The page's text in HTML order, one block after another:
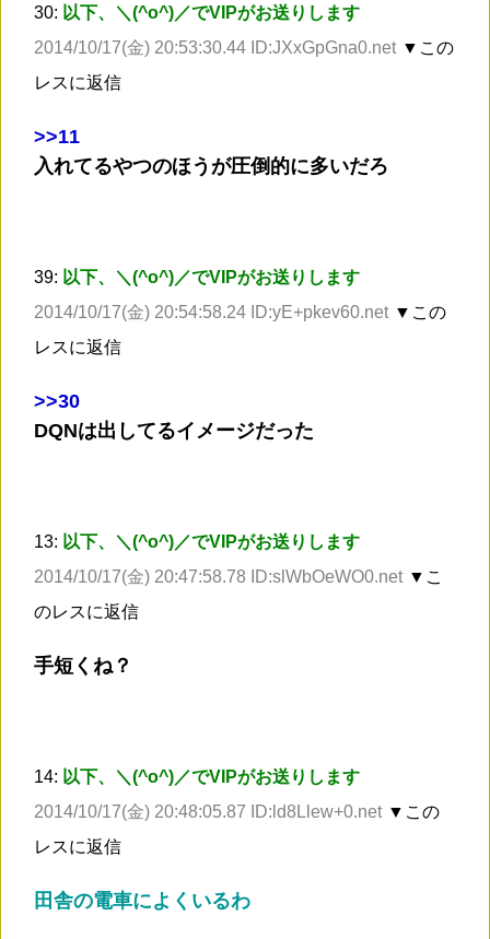
30: 以下、＼(^o^)／でVIPがお送りします
2014/10/17(金) 20:53:30.44 ID:JXxGpGna0.net ▼この
レスに返信
>>11
入れてるやつのほうが圧倒的に多いだろ
39: 以下、＼(^o^)／でVIPがお送りします
2014/10/17(金) 20:54:58.24 ID:yE+pkev60.net ▼この
レスに返信
>>30
DQNは出してるイメージだった
13: 以下、＼(^o^)／でVIPがお送りします
2014/10/17(金) 20:47:58.78 ID:slWbOeWO0.net ▼こ
のレスに返信
手短くね？
14: 以下、＼(^o^)／でVIPがお送りします
2014/10/17(金) 20:48:05.87 ID:ld8Llew+0.net ▼この
レスに返信
田舎の電車によくいるわ